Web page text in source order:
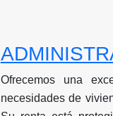
Ofrecemos una
necesidades de